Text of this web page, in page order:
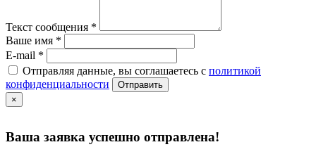
Текст сообщения *
Ваше имя *
E-mail *
Отправляя данные, вы соглашаетесь с политикой
конфиденциальности
Отправить
×
Ваша заявка успешно отправлена!